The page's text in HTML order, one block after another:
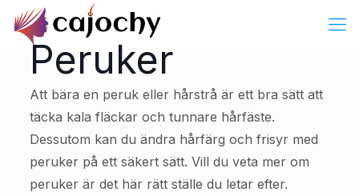
Peruker
Att bära en peruk eller hårstrå är ett bra sätt att
täcka kala fläckar och tunnare hårfäste.
Dessutom kan du ändra hårfärg och frisyr med
peruker på ett säkert sätt. Vill du veta mer om
peruker är det här rätt ställe du letar efter.